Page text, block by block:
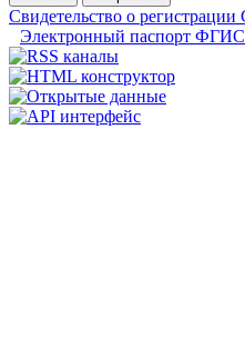
Свидетельство о
Электронный паспорт